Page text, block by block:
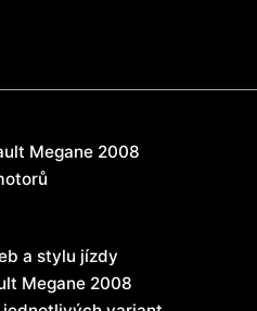
Megane 2008
a stylu jízdy
Megane 2008